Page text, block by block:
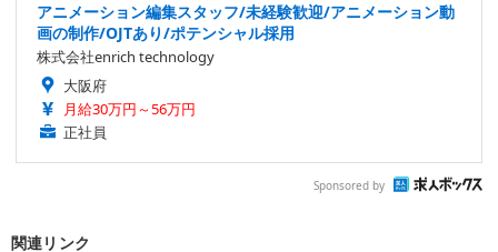
アニメーション編集スタッフ/未経験歓迎/アニメーション動
画の制作/OJTあり/ポテンシャル採用
株式会社enrich technology
大阪府
月給30万円～56万円
正社員
Sponsored by
関連リンク